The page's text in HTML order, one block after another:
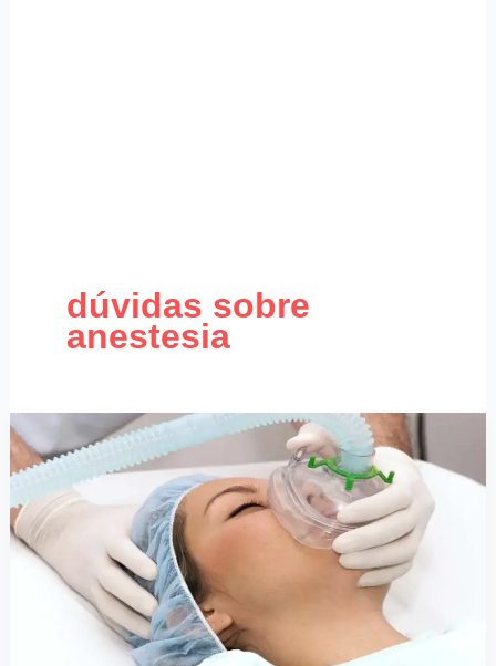
dúvidas sobre
anestesia
Vou
Ser
Intubado
na
Anestesia?
Entenda